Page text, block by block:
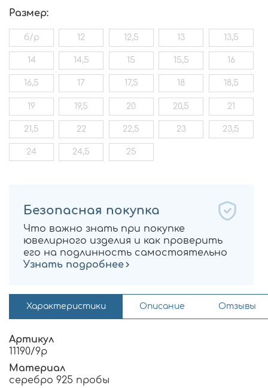
Размер:
б/р 12 12,5 13 13,5
14 14,5 15 15,5 16
16,5 17 17,5 18 18,5
19 19,5 20 20,5 21
21,5 22 22,5 23 23,5
24 24,5 25
Безопасная покупка
Что важно знать при покупке
ювелирного изделия и как проверить
его на подлинность самостоятельно
Узнать подробнее
Характеристики Описание Отзывы
Артикул
11190/9р
Материал
серебро 925 пробы